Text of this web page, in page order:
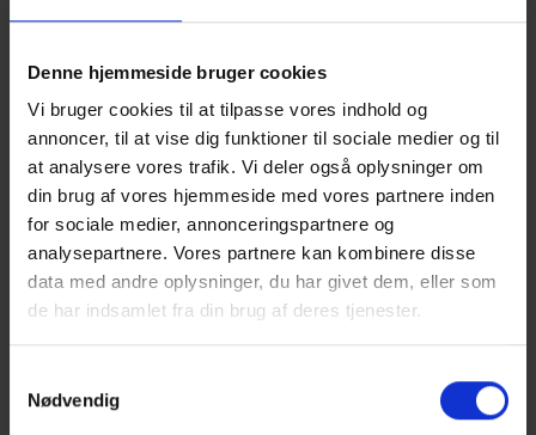
Denne hjemmeside bruger cookies
Vi bruger cookies til at tilpasse vores indhold og
annoncer, til at vise dig funktioner til sociale medier og til
at analysere vores trafik. Vi deler også oplysninger om
din brug af vores hjemmeside med vores partnere inden
for sociale medier, annonceringspartnere og
analysepartnere. Vores partnere kan kombinere disse
data med andre oplysninger, du har givet dem, eller som
de har indsamlet fra din brug af deres tjenester.
Nødvendig
kg sæk
Vare ID: R37
Beskrivelse: Rösler pulver compound, type R 37, 25 kg. pr. sæk
Download sikkerhedsdatablad
Vare ID: R40
Beskrivelse: Rösler pulver compound, type R 40, leveret i 25 kg
sæk